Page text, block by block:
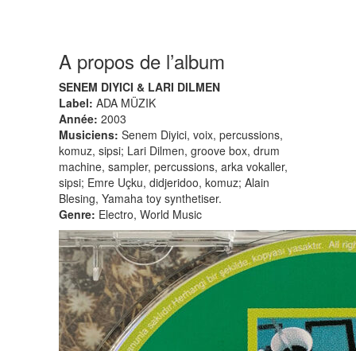
A propos de l’album
SENEM DIYICI & LARI DILMEN
Label: ADA MÜZIK
Année: 2003
Musiciens: Senem Diyici, voix, percussions,
komuz, sipsi; Lari Dilmen, groove box, drum
machine, sampler, percussions, arka vokaller,
sipsi; Emre Uçku, didjeridoo, komuz; Alain
Blesing, Yamaha toy synthetiser.
Genre: Electro, World Music